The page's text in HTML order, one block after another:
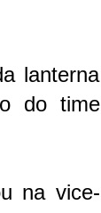
lanterna
do time
na vice-